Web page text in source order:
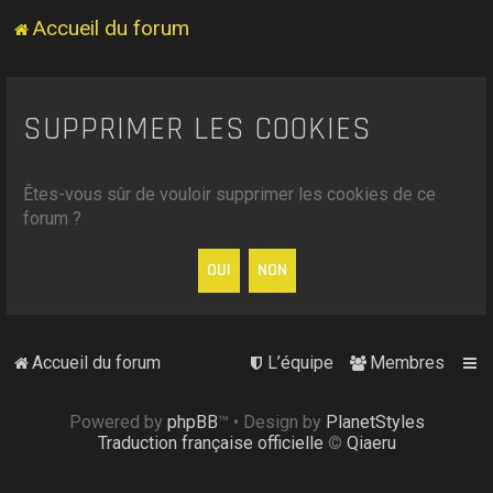
Accueil du forum
SUPPRIMER LES COOKIES
Êtes-vous sûr de vouloir supprimer les cookies de ce
forum ?
Accueil du forum Membres
L’équipe
Powered by phpBB™ • Design by PlanetStyles
Traduction française officielle © Qiaeru